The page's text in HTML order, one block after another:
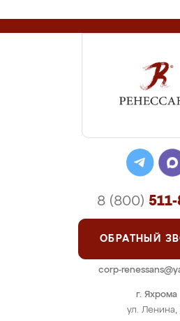
г. Яхрома
ул. Ленина,
8 (800)
ОБРАТНЫЙ
corp-